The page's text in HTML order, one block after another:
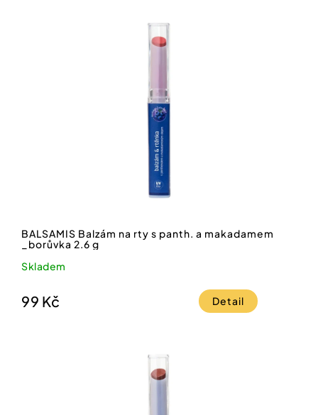
BALSAMIS Balzám na rty s panth. a makadamem
_borůvka 2.6 g
Skladem
99 Kč Detail